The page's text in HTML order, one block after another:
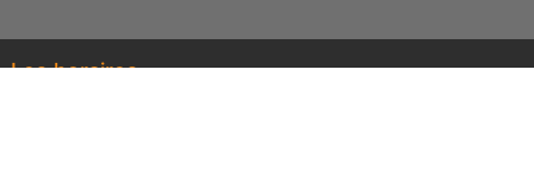
Les horaires